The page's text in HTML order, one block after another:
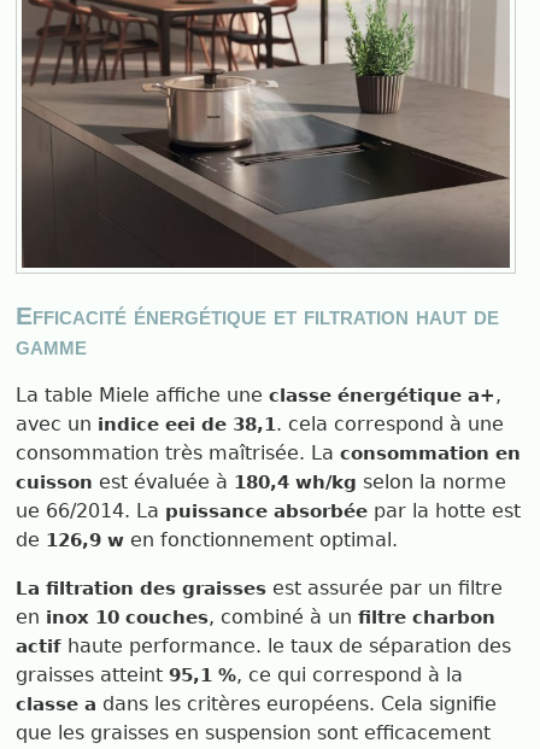
Efficacité énergétique et filtration haut de
gamme
La table Miele affiche uneclasse énergétique a+,
avec un indice eei de 38,1. cela correspond à une
consommation très maîtrisée. Laconsommation en
cuisson est évaluée à 180,4 wh/kg selon la norme
ue 66/2014. La puissance absorbée par la hotte est
de 126,9 w en fonctionnement optimal.
La filtration des graisses est assurée par un filtre
en inox 10 couches, combiné à unfiltre charbon
actif haute performance. le taux de séparation des
graisses atteint95,1 %, ce qui correspond à la
classe a dans les critères européens. Cela signifie
que les graisses en suspension sont efficacement